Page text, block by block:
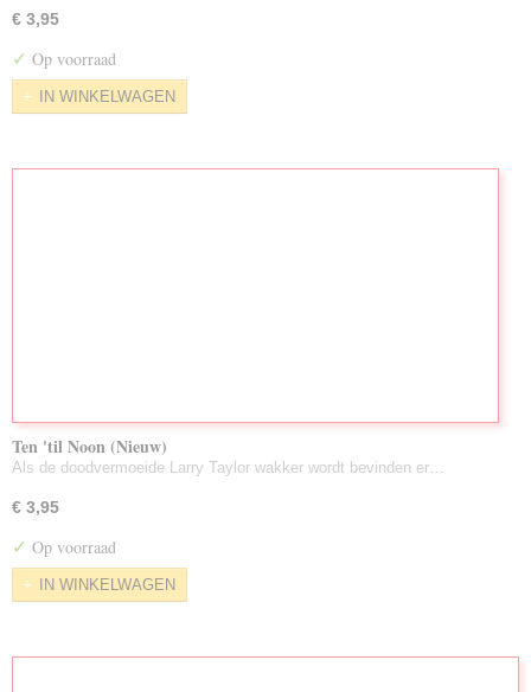
€ 3,95
✓ Op voorraad
IN WINKELWAGEN
Ten 'til Noon (Nieuw)
Als de doodvermoeide Larry Taylor wakker wordt bevinden er…
€ 3,95
✓ Op voorraad
IN WINKELWAGEN